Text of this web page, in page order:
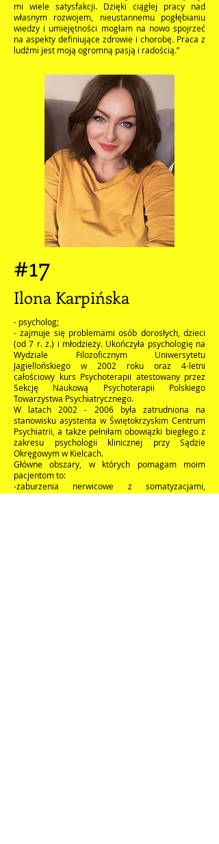
mi wiele satysfakcji. Dzięki ciągłej pracy nad
własnym rozwojem, nieustannemu pogłębianiu
wiedzy i umiejętności mogłam na nowo spojrzeć
na aspekty definiujące zdrowie i chorobę. Praca z
ludźmi jest moją ogromną pasją i radością.”
#17
Ilona Karpińska
- psycholog;
- zajmuje się problemami osób dorosłych, dzieci
(od 7 r. ż.) i młodzieży. Ukończyła psychologię na
Wydziale Filozoficznym Uniwersytetu
Jagiellońskiego w 2002 roku oraz 4-letni
całościowy kurs Psychoterapii atestowany przez
Sekcję Naukową Psychoterapii Polskiego
Towarzystwa Psychiatrycznego.
W latach 2002 - 2006 była zatrudniona na
stanowisku asystenta w Świętokrzyskim Centrum
Psychiatrii, a także pełniłam obowiązki biegłego z
zakresu psychologii klinicznej przy Sądzie
Okręgowym w Kielcach.
Główne obszary, w których pomagam moim
pacjentom to:
-zaburzenia nerwicowe z somatyzacjami,
zaburzenia obsesyjno-kompulsywne, zespół lęku